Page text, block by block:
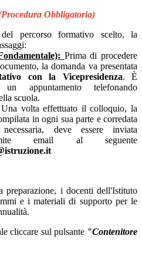
Obbligatoria)
percorso formativo scelto, la
Prima di procedere
la domanda va presentata
con la Vicepresidenza. È
un appuntamento telefonando
scuola.
Una volta effettuato il colloquio, la
in ogni sua parte e corredata
deve essere inviata
email al seguente
preparazione, i docenti dell'Istituto
e i materiali di supporto per le
cliccare sul pulsante "Contenitore